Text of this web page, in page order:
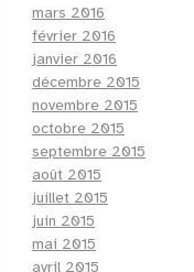
mars 2016
février 2016
janvier 2016
décembre 2015
novembre 2015
octobre 2015
septembre 2015
août 2015
juillet 2015
juin 2015
mai 2015
avril 2015